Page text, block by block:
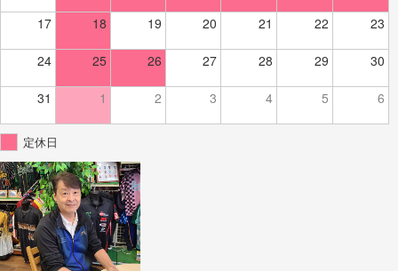
17 18 19 20 21 22 23
24 25 26 27 28 29 30
31 1 2 3 4 5 6
定休日